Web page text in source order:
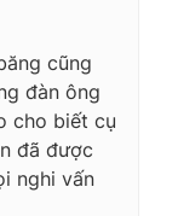
cũng
đàn ông
cho biết cụ
đã được
nghi vấn